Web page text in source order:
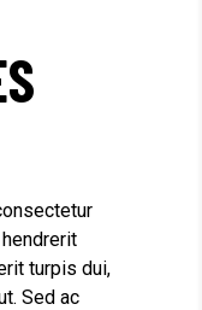
turpis dui,
Sed ac